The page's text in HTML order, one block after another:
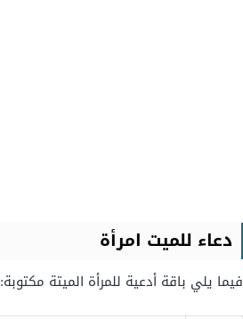
دعاء للميت امرأة
فيما يلي باقة أدعية للمرأة الميتة مكتوبة: